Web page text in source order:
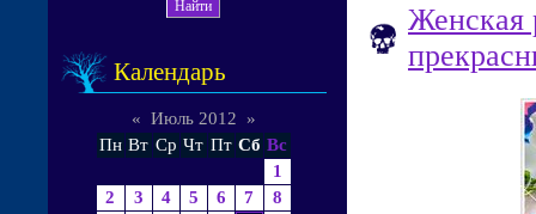
Календарь
« Июль 2012
»
Пн Вт Ср Чт Пт Сб Вс
1
2
3 4 5 6 7
8
Женская